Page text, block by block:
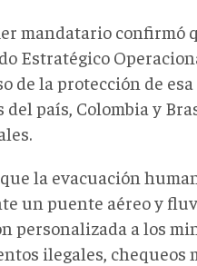
mandatario confirmó
Estratégico
de la protección de
del país, Colombia y
la evacuación
un puente aéreo y
personalizada a los
ilegales, chequeos